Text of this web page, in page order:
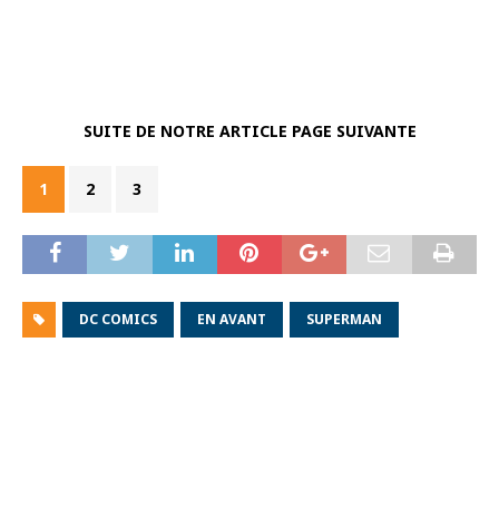
SUITE DE NOTRE ARTICLE PAGE SUIVANTE
1 2 3
DC COMICS EN AVANT SUPERMAN